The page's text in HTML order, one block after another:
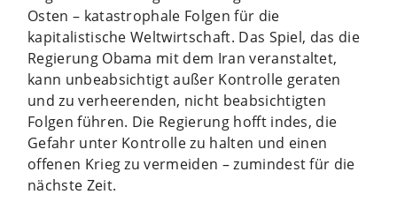
Osten – katastrophale Folgen für die
kapitalistische Weltwirtschaft. Das Spiel, das die
Regierung Obama mit dem Iran veranstaltet,
kann unbeabsichtigt außer Kontrolle geraten
und zu verheerenden, nicht beabsichtigten
Folgen führen. Die Regierung hofft indes, die
Gefahr unter Kontrolle zu halten und einen
offenen Krieg zu vermeiden – zumindest für die
nächste Zeit.